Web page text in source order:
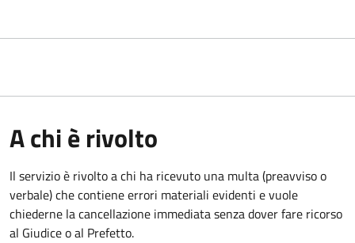
A chi è rivolto
Il servizio è rivolto a chi ha ricevuto una multa (preavviso o
verbale) che contiene errori materiali evidenti e vuole
chiederne la cancellazione immediata senza dover fare ricorso
al Giudice o al Prefetto.